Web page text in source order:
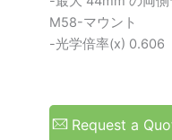
M58-マウント
-光学倍率(x) 0.606
Request a